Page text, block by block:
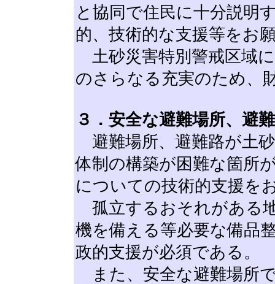
と協同で住民に十分説明
的、技術的な支援等をお
土砂災害特別警戒区域
のさらなる充実のため、
３．安全な避難場所、避
避難場所、避難路が土
体制の構築が困難な箇所
についての技術的支援を
孤立するおそれがある
機を備える等必要な備品
政的支援が必須である。
また、安全な避難場所